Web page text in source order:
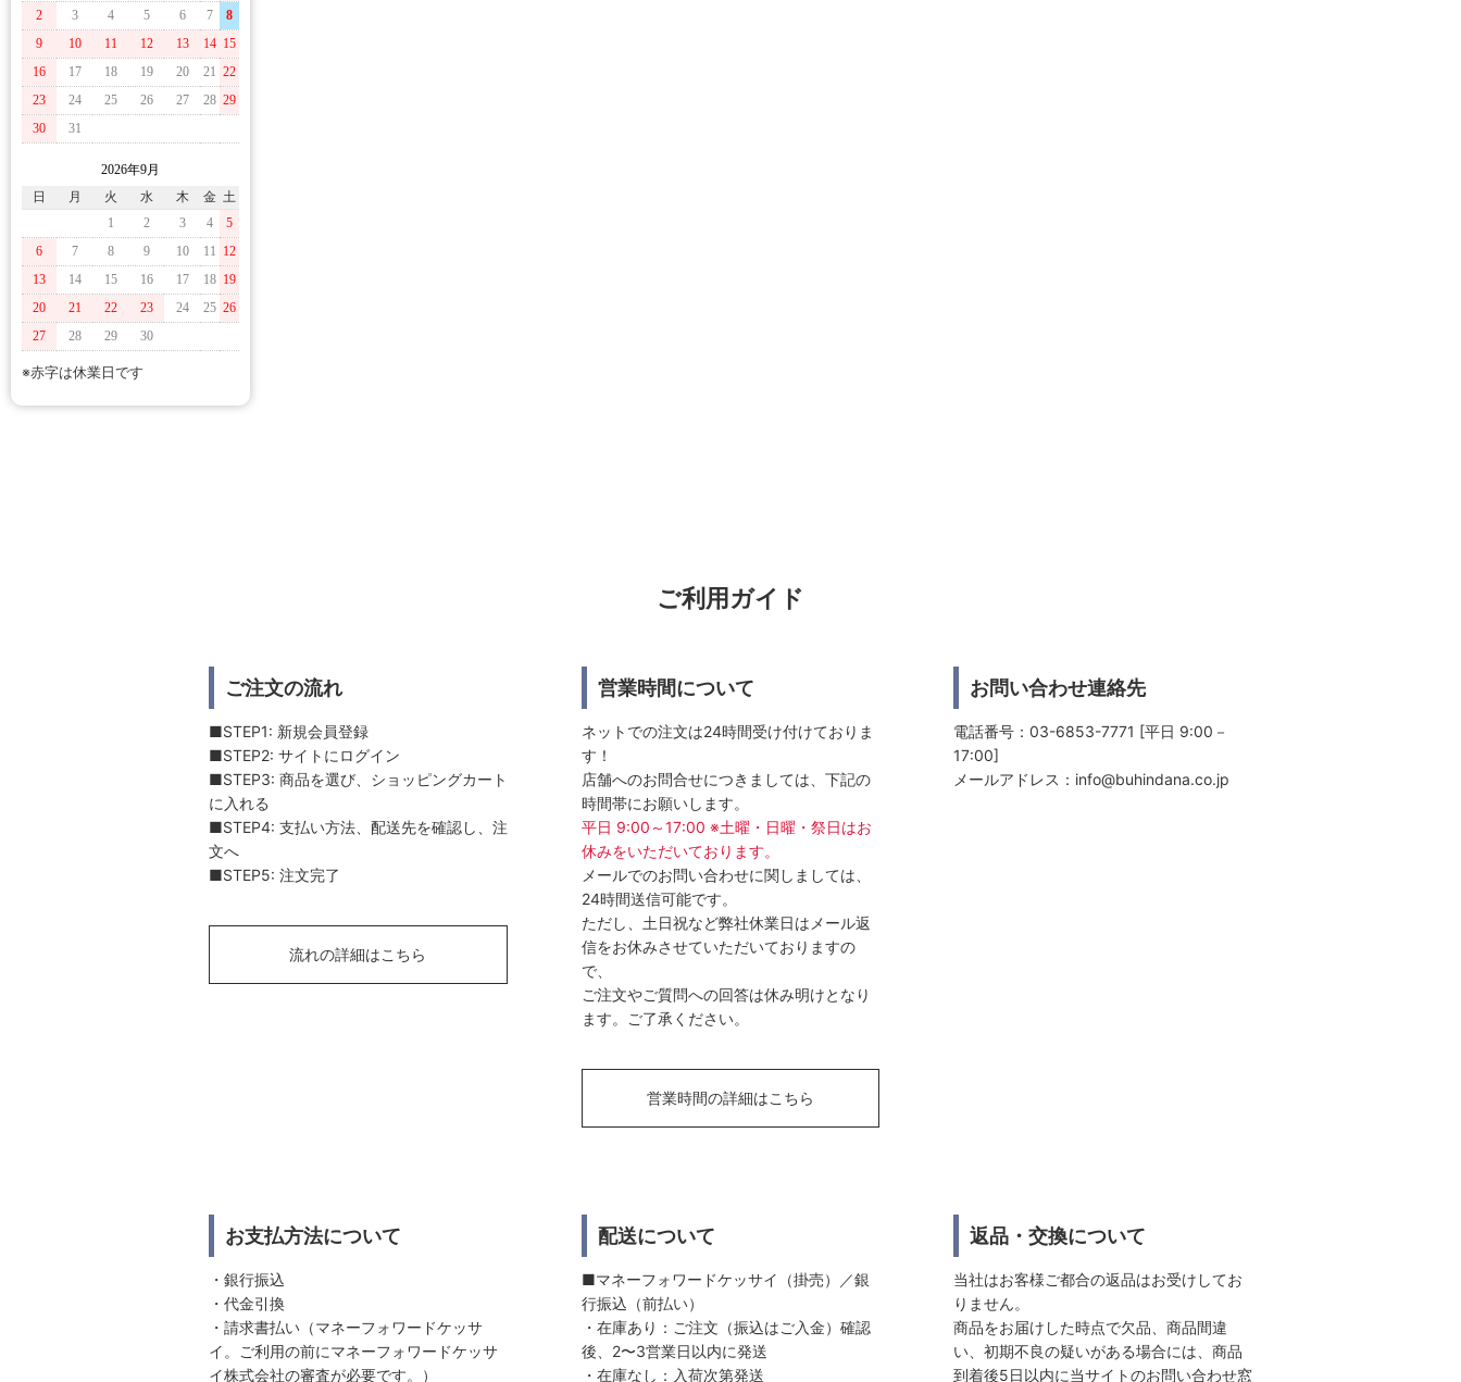
2
3 4 5 6 7
8
9
10 11 12 13 14 15
16
17 18 19 20 21 22
23
24 25 26 27 28 29
30
31
2026年9月
日
月 火 水 木 金 土
1
2 3 4
5
6
7 8 9 10 11 12
13
14 15 16 17 18 19
20
21 22 23 24 25 26
27
28 29 30
※赤字は休業日です
ご利用ガイド
ご注文の流れ
■STEP1: 新規会員登録
■STEP2: サイトにログイン
■STEP3: 商品を選び、ショッピングカート
に入れる
■STEP4: 支払い方法、配送先を確認し、注
文へ
■STEP5: 注文完了
流れの詳細はこちら
営業時間について
ネットでの注文は24時間受け付けておりま
す！
店舗へのお問合せにつきましては、下記の
時間帯にお願いします。
平日 9:00～17:00 ※土曜・日曜・祭日はお
休みをいただいております。
メールでのお問い合わせに関しましては、
24時間送信可能です。
ただし、土日祝など弊社休業日はメール返
信をお休みさせていただいておりますの
で、
ご注文やご質問への回答は休み明けとなり
ます。ご了承ください。
営業時間の詳細はこちら
お問い合わせ連絡先
電話番号：03-6853-7771 [平日 9:00－
17:00]
メールアドレス： info@buhindana.co.jp
お支払方法について
・銀行振込
・代金引換
・請求書払い（マネーフォワードケッサ
イ。ご利用の前にマネーフォワードケッサ
イ株式会社の審査が必要です。）
配送について
■マネーフォワードケッサイ（掛売）／銀
行振込（前払い）
・在庫あり：ご注文（振込はご入金）確認
後、2〜3営業日以内に発送
・在庫なし：入荷次第発送
返品・交換について
当社はお客様ご都合の返品はお受けしてお
りません。
商品をお届けした時点で欠品、商品間違
い、初期不良の疑いがある場合には、商品
到着後5日以内に当サイトのお問い合わせ窓